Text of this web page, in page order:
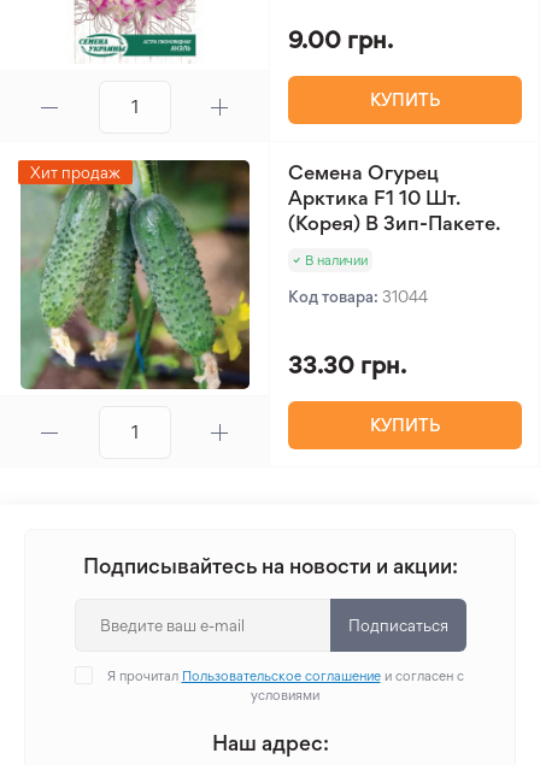
9.00 грн.
КУПИТЬ
Хит продаж
Семена Огурец
Арктика F1 10 Шт.
(Корея) В Зип-Пакете.
В наличии
Код товара: 31044
33.30 грн.
КУПИТЬ
Подписывайтесь на новости и акции:
Подписаться
Я прочитал Пользовательское соглашениеи согласен с
условиями
Наш адрес: